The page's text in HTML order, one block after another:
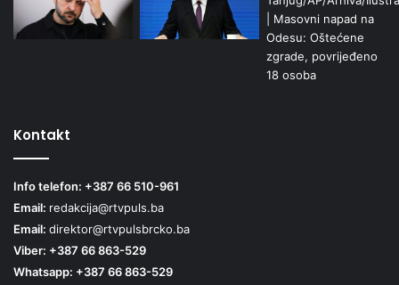
Kontakt
Info telefon: +387 66 510-961
Email: redakcija@rtvpuls.ba
Email: direktor@rtvpulsbrcko.ba
Viber: +387 66 863-529
Whatsapp: +387 66 863-529